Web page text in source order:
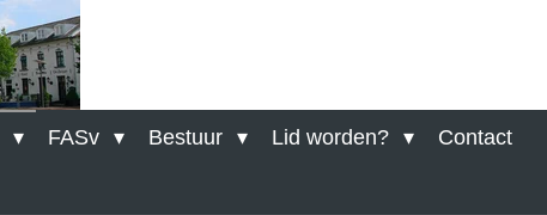
FASv Bestuur Lid worden? Contact